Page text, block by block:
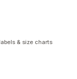
& size charts